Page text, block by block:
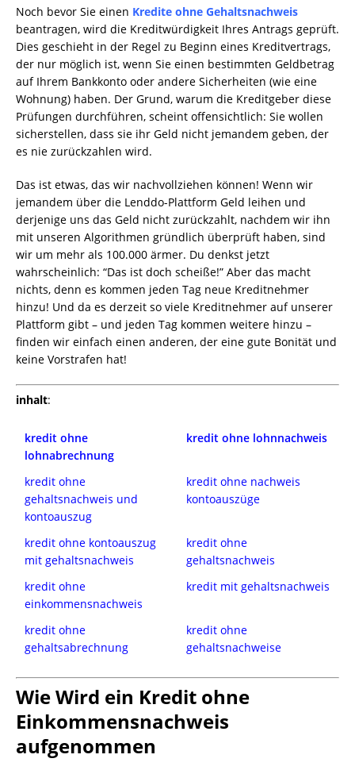
Noch bevor Sie einen Kredite ohne Gehaltsnachweis
beantragen, wird die Kreditwürdigkeit Ihres Antrags geprüft.
Dies geschieht in der Regel zu Beginn eines Kreditvertrags,
der nur möglich ist, wenn Sie einen bestimmten Geldbetrag
auf Ihrem Bankkonto oder andere Sicherheiten (wie eine
Wohnung) haben. Der Grund, warum die Kreditgeber diese
Prüfungen durchführen, scheint offensichtlich: Sie wollen
sicherstellen, dass sie ihr Geld nicht jemandem geben, der
es nie zurückzahlen wird.
Das ist etwas, das wir nachvollziehen können! Wenn wir
jemandem über die Lenddo-Plattform Geld leihen und
derjenige uns das Geld nicht zurückzahlt, nachdem wir ihn
mit unseren Algorithmen gründlich überprüft haben, sind
wir um mehr als 100.000 ärmer. Du denkst jetzt
wahrscheinlich: “Das ist doch scheiße!” Aber das macht
nichts, denn es kommen jeden Tag neue Kreditnehmer
hinzu! Und da es derzeit so viele Kreditnehmer auf unserer
Plattform gibt – und jeden Tag kommen weitere hinzu –
finden wir einfach einen anderen, der eine gute Bonität und
keine Vorstrafen hat!
inhalt:
kredit ohne
lohnabrechnung
kredit ohne lohnnachweis
kredit ohne
gehaltsnachweis und
kontoauszug
kredit ohne nachweis
kontoauszüge
kredit ohne kontoauszug
mit gehaltsnachweis
kredit ohne
gehaltsnachweis
kredit ohne
einkommensnachweis
kredit mit gehaltsnachweis
kredit ohne
gehaltsabrechnung
kredit ohne
gehaltsnachweise
Wie Wird ein Kredit ohne
Einkommensnachweis
aufgenommen